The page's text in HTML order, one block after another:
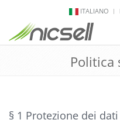
ITALIANO
Politica
§ 1 Protezione dei dati